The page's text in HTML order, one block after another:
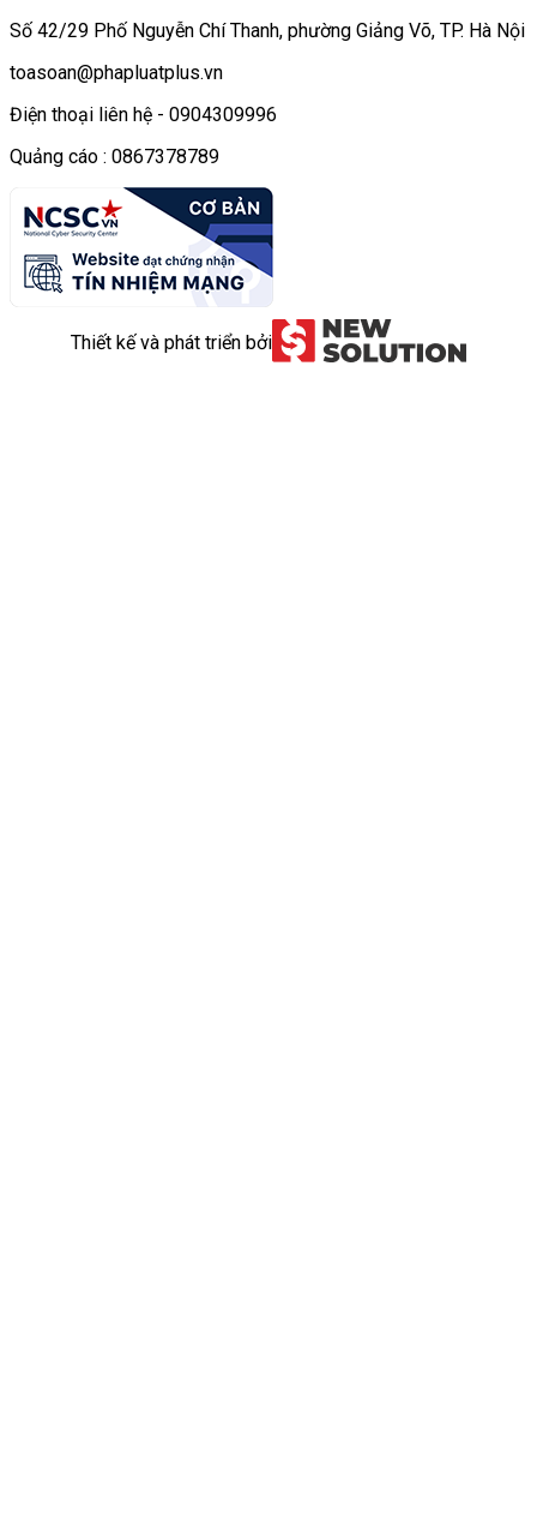
Số 42/29 Phố Nguyễn Chí Thanh, phường Giảng Võ, TP. Hà Nội
toasoan@phapluatplus.vn
Điện thoại liên hệ - 0904309996
Quảng cáo : 0867378789
Thiết kế và phát triển bởi